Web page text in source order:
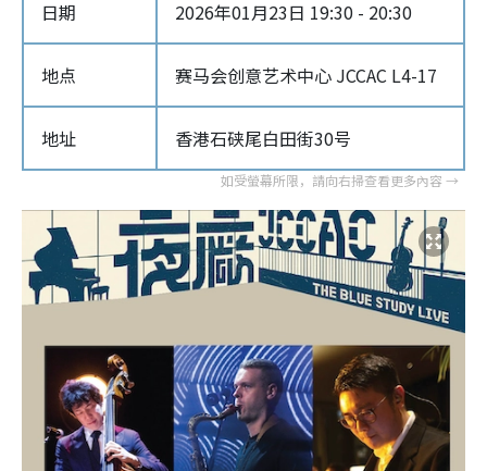
日期 2026年01月23日 19:30 - 20:30
地点 赛马会创意艺术中心 JCCAC L4-17
地址 香港石硖尾白田街30号